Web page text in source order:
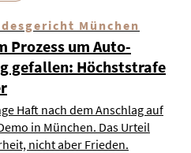
München
Prozess um Auto-
gefallen: Höchststrafe
Haft nach dem Anschlag auf
in München. Das Urteil
nicht aber Frieden.